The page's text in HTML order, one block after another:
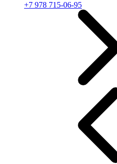
+7 978 715-06-95